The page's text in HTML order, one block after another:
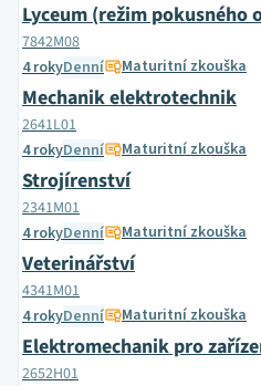
Lyceum (režim pokusného
7842M08
4 rokyDenní Maturitní zkouška
Mechanik elektrotechnik
2641L01
4 rokyDenní Maturitní zkouška
Strojírenství
2341M01
4 rokyDenní Maturitní zkouška
Veterinářství
4341M01
4 rokyDenní Maturitní zkouška
Elektromechanik pro
2652H01